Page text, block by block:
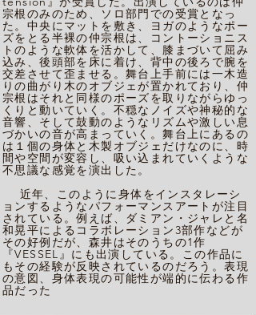
宗根のみのため、ソロ部門での受賞となっ
た。中央にマットを敷き、ヨガのようなポー
ズをとる半裸の仲宗根は、コントーショニス
トのような軟体を活かして、膝まづいて屈み
込み、後頭部を床に着け、背中の後ろで腕を
交差させて歪ませる。舞台上手前には一木造
りの曲がり木のオブジェが置かれており、仲
宗根はそれと同様のポーズを取りながらゆっ
くりと動いていく。不穏なノイズや神秘的な
音響、そして鼓動のようなリズムや激しい息
づかいの音が高まっていく。舞台上にあるの
は１個の身体と木製オブジェだけなのに、時
間や空間が変容し、吸い込まれていくような
不思議な感覚を演出した。
近年、このように身体をインスタレーシ
ョンするようなパフォーマンスアートが注目
されている。例えば、ダミアン・ジャレと名
和晃平によるコラボレーション3部作などが
その好例だが、森井はそのうちの1作
『VESSEL』にも出演している。この作品に
もその経験が反映されているのだろう。表現
の意図、身体表現の可能性が端的に伝わる作
品だった